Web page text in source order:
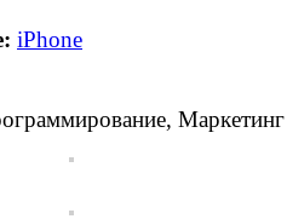
iPhone
Маркетинг